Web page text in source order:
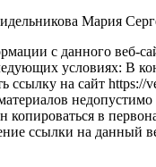
Мария
с данного веб-
условиях: В
ссылку на сайт https://
недопустимо
копироваться в
ссылки на данный